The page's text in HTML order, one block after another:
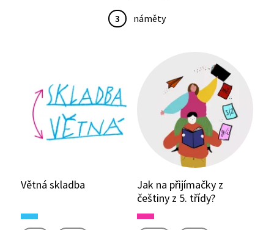
3 náměty
Větná skladba
Jak na přijímačky z
češtiny z 5. třídy?